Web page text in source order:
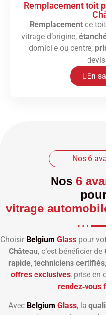
Remplacement toit
Remplacementde
vitrage d’origine,
domicile ou centre,
En
Nos 6
Nos 6
vitrage
Choisir Belgium Glass pour
Château, c’est bénéficier de
rapide, techniciens certifiés
offres exclusives, prise en
rendez‑vous
Avec Belgium Glass, la